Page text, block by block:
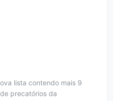
lista contendo mais 9
precatórios da